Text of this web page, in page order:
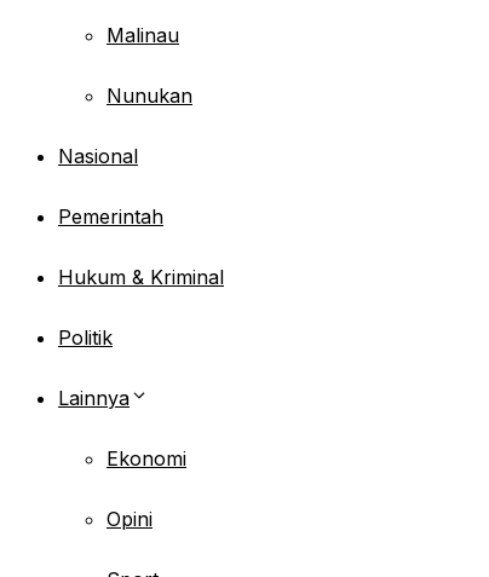
Malinau
Nunukan
Nasional
Pemerintah
Hukum & Kriminal
Politik
Lainnya
Ekonomi
Opini